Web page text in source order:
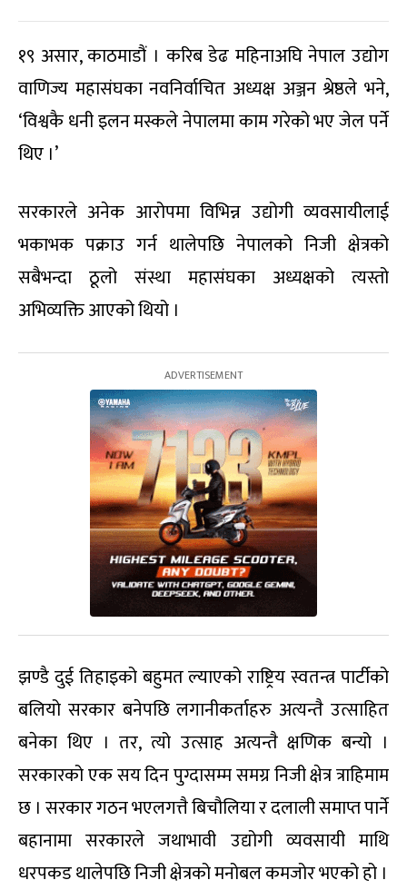
१९ असार, काठमाडौं । करिब डेढ महिनाअघि नेपाल उद्योग
वाणिज्य महासंघका नवनिर्वाचित अध्यक्ष अञ्जन श्रेष्ठले भने,
‘विश्वकै धनी इलन मस्कले नेपालमा काम गरेको भए जेल पर्ने
थिए ।’
सरकारले अनेक आरोपमा विभिन्न उद्योगी व्यवसायीलाई
भकाभक पक्राउ गर्न थालेपछि नेपालको निजी क्षेत्रको
सबैभन्दा ठूलो संस्था महासंघका अध्यक्षको त्यस्तो
अभिव्यक्ति आएको थियो ।
झण्डै दुई तिहाइको बहुमत ल्याएको राष्ट्रिय स्वतन्त्र पार्टीको
बलियो सरकार बनेपछि लगानीकर्ताहरु अत्यन्तै उत्साहित
बनेका थिए । तर, त्यो उत्साह अत्यन्तै क्षणिक बन्यो ।
सरकारको एक सय दिन पुग्दासम्म समग्र निजी क्षेत्र त्राहिमाम
छ । सरकार गठन भएलगत्तै बिचौलिया र दलाली समाप्त पार्ने
बहानामा सरकारले जथाभावी उद्योगी व्यवसायी माथि
धरपकड थालेपछि निजी क्षेत्रको मनोबल कमजोर भएको हो ।